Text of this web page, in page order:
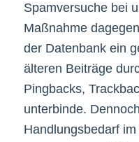
Spamversuche bei
Maßnahme
der Datenbank ein
älteren Beiträge
Pingbacks,
unterbinde.
Handlungsbedarf